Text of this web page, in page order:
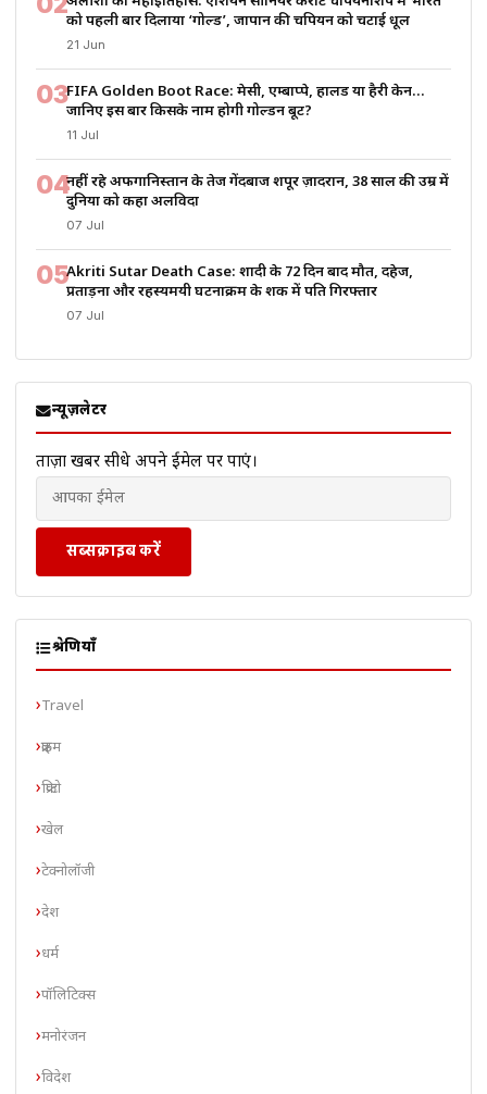
को पहली बार दिलाया ‘गोल्ड’, जापान की चैंपियन को चटाई धूल
21 Jun
03FIFA Golden Boot Race: मेसी, एम्बाप्पे, हालैंड या हैरी केन…
जानिए इस बार किसके नाम होगी गोल्डन बूट?
11 Jul
04नहीं रहे अफगानिस्तान के तेज गेंदबाज शपूर ज़ादरान, 38 साल की उम्र में
दुनिया को कहा अलविदा
07 Jul
05Akriti Sutar Death Case: शादी के 72 दिन बाद मौत, दहेज,
प्रताड़ना और रहस्यमयी घटनाक्रम के शक में पति गिरफ्तार
07 Jul
न्यूज़लेटर
ताज़ा खबरें सीधे अपने ईमेल पर पाएं।
सब्सक्राइब करें
श्रेणियाँ
Travel
क्राइम
क्रिप्टो
खेल
टेक्नोलॉजी
देश
धर्म
पॉलिटिक्स
मनोरंजन
विदेश